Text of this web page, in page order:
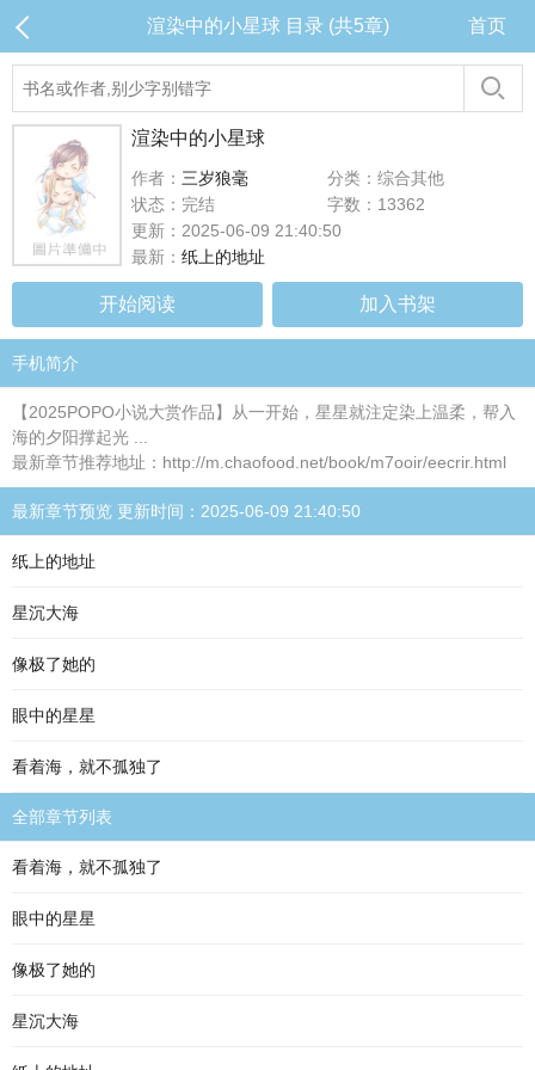
渲染中的小星球 目录 (共5章) 首页
渲染中的小星球
作者： 三岁狼毫
分类：综合其他
状态：完结
字数：13362
更新：2025-06-09 21:40:50
最新： 纸上的地址
开始阅读 加入书架
手机简介
【2025POPO小说大赏作品】从一开始，星星就注定染上温柔，帮入
海的夕阳撑起光 ...
最新章节推荐地址：http://m.chaofood.net/book/m7ooir/eecrir.html
最新章节预览 更新时间：2025-06-09 21:40:50
纸上的地址
星沉大海
像极了她的
眼中的星星
看着海，就不孤独了
全部章节列表
看着海，就不孤独了
眼中的星星
像极了她的
星沉大海